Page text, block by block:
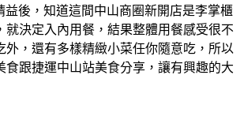
益後，知道這間中山商圈新開店是李掌櫃
就決定入內用餐，結果整體用餐感受很不
外，還有多樣精緻小菜任你隨意吃，所以
食跟捷運中山站美食分享，讓有興趣的大